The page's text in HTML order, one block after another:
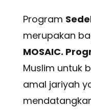
Program
merupakan
MOSAIC.
Muslim untuk
amal jariyah